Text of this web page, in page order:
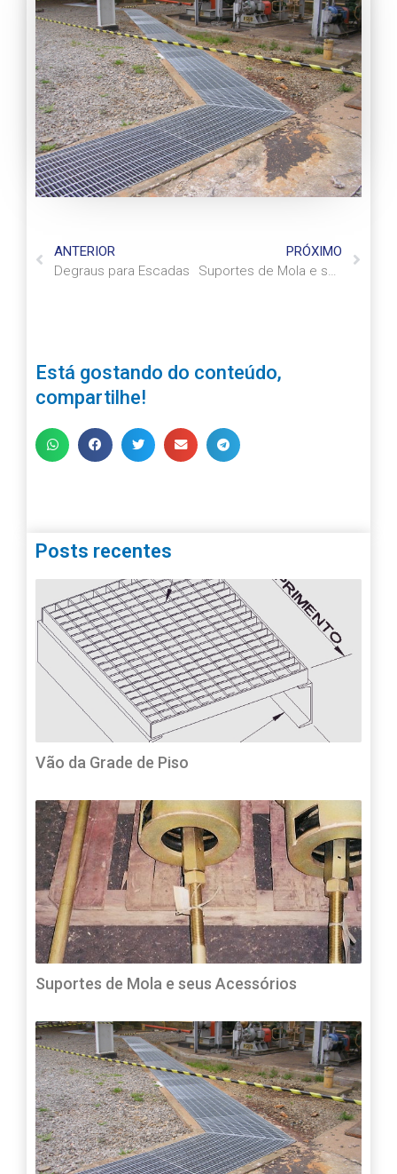
ANTERIOR
Degraus para Escadas
PRÓXIMO
Suportes de Mola e seus Acessórios
Está gostando do conteúdo,
compartilhe!
Posts recentes
Vão da Grade de Piso
Suportes de Mola e seus Acessórios